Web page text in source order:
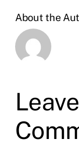
About the